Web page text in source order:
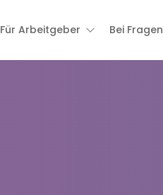
Für Arbeitgeber Bei Fragen